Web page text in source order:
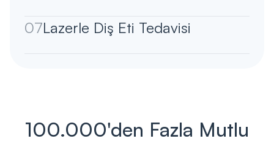
07Lazerle Diş Eti Tedavisi
100.000'den Fazla Mutlu